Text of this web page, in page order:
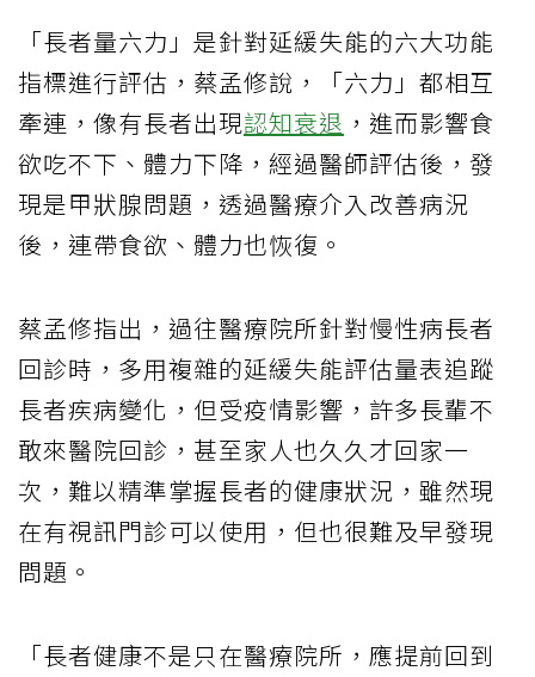
「長者量六力」是針對延緩失能的六大功能
指標進行評估，蔡孟修說，「六力」都相互
牽連，像有長者出現認知衰退 ，進而影響食
欲吃不下、體力下降，經過醫師評估後，發
現是甲狀腺問題，透過醫療介入改善病況
後，連帶食欲、體力也恢復。
蔡孟修指出，過往醫療院所針對慢性病長者
回診時，多用複雜的延緩失能評估量表追蹤
長者疾病變化，但受疫情影響，許多長輩不
敢來醫院回診，甚至家人也久久才回家一
次，難以精準掌握長者的健康狀況，雖然現
在有視訊門診可以使用，但也很難及早發現
問題。
「長者健康不是只在醫療院所，應提前回到